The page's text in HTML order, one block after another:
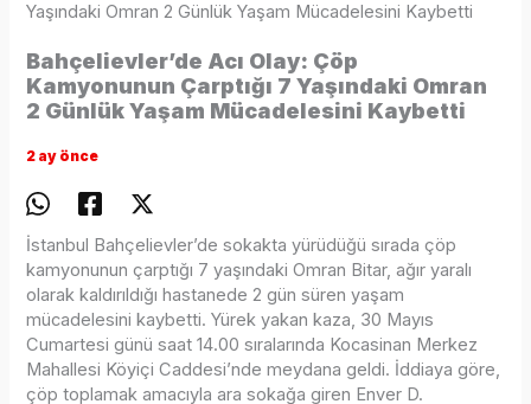
Yaşındaki Omran 2 Günlük Yaşam Mücadelesini Kaybetti
Bahçelievler’de Acı Olay: Çöp
Kamyonunun Çarptığı 7 Yaşındaki Omran
2 Günlük Yaşam Mücadelesini Kaybetti
2 ay önce
İstanbul Bahçelievler’de sokakta yürüdüğü sırada çöp
kamyonunun çarptığı 7 yaşındaki Omran Bitar, ağır yaralı
olarak kaldırıldığı hastanede 2 gün süren yaşam
mücadelesini kaybetti. Yürek yakan kaza, 30 Mayıs
Cumartesi günü saat 14.00 sıralarında Kocasinan Merkez
Mahallesi Köyiçi Caddesi’nde meydana geldi. İddiaya göre,
çöp toplamak amacıyla ara sokağa giren Enver D.